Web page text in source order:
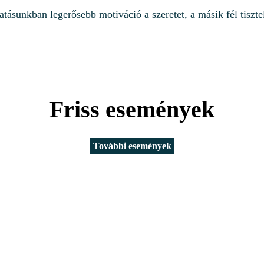
legerősebb motiváció a szeretet, a másik fél
Friss események
További események